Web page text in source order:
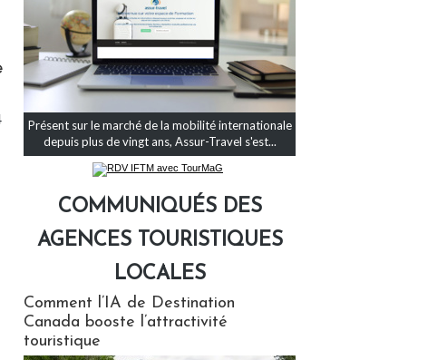
Présent sur le marché de la mobilité internationale
depuis plus de vingt ans, Assur-Travel s'est...
COMMUNIQUÉS DES
AGENCES TOURISTIQUES
LOCALES
Comment l’IA de Destination
Canada booste l’attractivité
touristique